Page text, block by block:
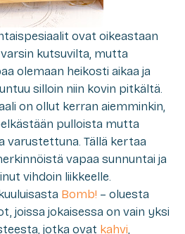
ovat oikeastaan
kutsuvilta, mutta
olemaan heikosti aikaa ja
silloin niin kovin pitkältä.
on ollut kerran aiemminkin,
pulloista mutta
varustettuna. Tällä kertaa
vapaa sunnuntai ja
vihdoin liikkeelle.
Bomb! – oluesta
joissa jokaisessa on vain yksi
jotka ovat kahvi,